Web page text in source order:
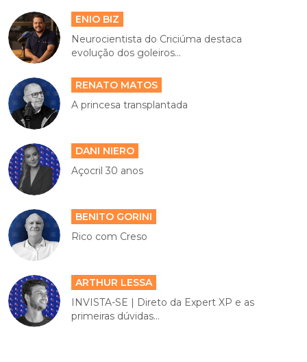
ENIO BIZ
Neurocientista do Criciúma destaca
evolução dos goleiros...
RENATO MATOS
A princesa transplantada
DANI NIERO
Açocril 30 anos
BENITO GORINI
Rico com Creso
ARTHUR LESSA
INVISTA-SE | Direto da Expert XP e as
primeiras dúvidas...